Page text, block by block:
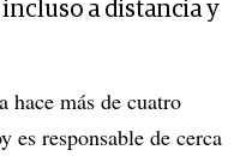
a distancia y
hace más de cuatro
es responsable de cerca